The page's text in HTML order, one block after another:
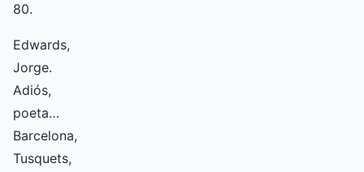
80.
Edwards,
Jorge.
Adiós,
poeta…
Barcelona,
Tusquets,